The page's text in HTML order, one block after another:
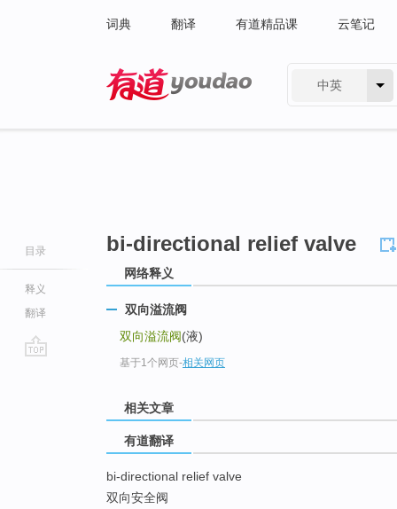
词典 翻译 有道精品课 云笔记
中英
目录
释义
翻译
bi-directional relief valve
网络释义
双向溢流阀
双向溢流阀(液)
基于1个网页-相关网页
相关文章
有道翻译
bi-directional relief valve
双向安全阀